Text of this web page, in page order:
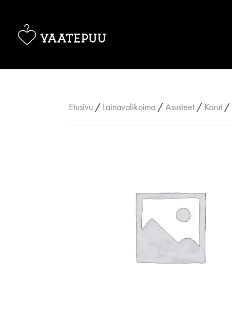
Etusivu / Lainavalikoima /Asusteet / Korut /